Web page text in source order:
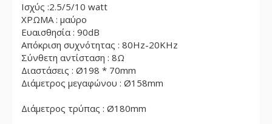
Ισχύς :2.5/5/10 watt
ΧΡΩΜΑ : μαύρο
Ευαισθησία : 90dB
Απόκριση συχνότητας : 80Hz-20KHz
Σύνθετη αντίσταση : 8Ω
Διαστάσεις : Ø198 * 70mm
Διάμετρος μεγαφώνου : Ø158mm
Διάμετρος τρύπας : Ø180mm